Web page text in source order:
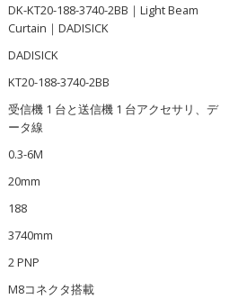
DK-KT20-188-3740-2BB｜Light Beam
Curtain｜DADISICK
DADISICK
KT20-188-3740-2BB
受信機 1 台と送信機 1 台アクセサリ、デ
ータ線
0.3-6M
20mm
188
3740mm
2 PNP
M8コネクタ搭載